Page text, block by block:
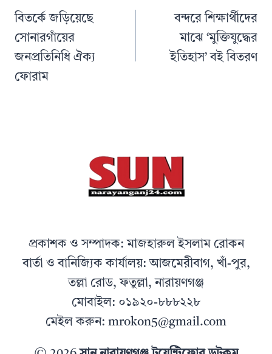
বিতর্কে জড়িয়েছে
সোনারগাঁয়ের
জনপ্রতিনিধি ঐক্য
ফোরাম
বন্দরে শিক্ষার্থীদের
মাঝে ‘মুক্তিযুদ্ধের
ইতিহাস’ বই বিতরণ
প্রকাশক ও সম্পাদক: মাজহারুল ইসলাম রোকন
বার্তা ও বানিজ্যিক কার্যালয়: আজমেরীবাগ, খাঁ-পুর,
তল্লা রোড, ফতুল্লা, নারায়ণগঞ্জ
মোবাইল: ০১৯২০-৮৮৮২২৮
মেইল করুন: mrokon5@gmail.com